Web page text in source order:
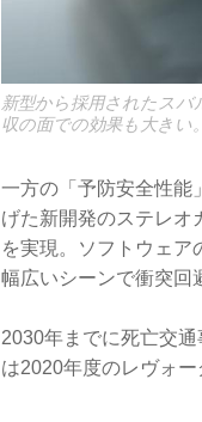
新型から採用されたス
収の面での効果も大きい。
一方の「予防安全性能
げた新開発のステレオ
を実現。ソフトウェア
幅広いシーンで衝突回
2030年までに死亡交
は2020年度のレヴォー